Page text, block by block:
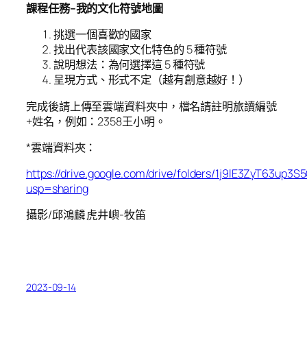
課程任務–我的文化符號地圖
挑選一個喜歡的國家
找出代表該國家文化特色的 5 種符號
說明想法：為何選擇這 5 種符號
呈現方式、形式不定（越有創意越好！）
完成後請上傳至雲端資料夾中，檔名請註明旅讀編號
+姓名，例如：2358王小明。
*雲端資料夾：
https://drive.google.com/drive/folders/
usp=sharing
攝影/邱鴻麟 虎井嶼-牧笛
2023-09-14